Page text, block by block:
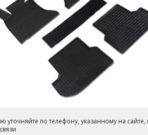
уточняйте по телефону, указанному на сайте,